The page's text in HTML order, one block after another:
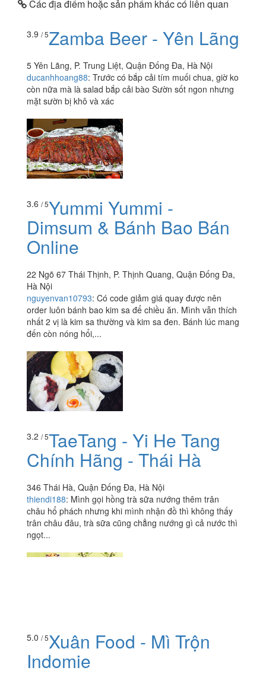
Các địa điểm hoặc sản phẩm khác có liên quan
3.9 / 5Zamba Beer - Yên Lãng
5 Yên Lãng, P. Trung Liệt, Quận Đống Đa, Hà Nội
ducanhhoang88: Trước có bắp cải tím muối chua, giờ ko
còn nữa mà là salad bắp cải bào Sườn sốt ngon nhưng
mặt sườn bị khô và xác
3.6 / 5Yummi Yummi -
Dimsum & Bánh Bao Bán
Online
22 Ngõ 67 Thái Thịnh, P. Thịnh Quang, Quận Đống Đa,
Hà Nội
nguyenvan10793: Có code giảm giá quay được nên
order luôn bánh bao kim sa để chiều ăn. Mình vẫn thích
nhất 2 vị là kim sa thường và kim sa đen. Bánh lúc mang
đến còn nóng hổi,...
3.2 / 5TaeTang - Yi He Tang
Chính Hãng - Thái Hà
346 Thái Hà, Quận Đống Đa, Hà Nội
thiendi188: Mình gọi hồng trà sữa nướng thêm trân
châu hổ phách nhưng khi mình nhận đồ thì không thấy
trân châu đâu, trà sữa cũng chẳng nướng gì cả nước thì
ngọt...
5.0 / 5Xuân Food - Mì Trộn
Indomie